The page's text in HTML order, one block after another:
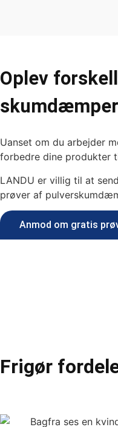
Oplev
Uanset om du arbejder
forbedre dine produkter
LANDU er villig til at
prøver af
Anmod om gratis
Frigør